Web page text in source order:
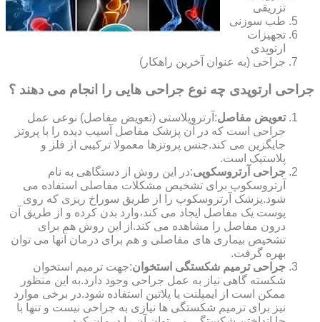
تزریقی
طب سوزنی
تجهیزات
ارتوپدی
جراحی (به عنوان آخرین راهکار)
جراحی ارتوپدی چه نوع جراحی هایی را انجام می دهند ؟
تعویض مفاصل:آرتروپلاستی (تعویض مفاصل) نوعی عمل
جراحی است که در آن پزشک مفاصل آسیب دیده را با پروتز
جایگزین می کند.جنس پروتزها معمولا ترکیبی از فلز و
پلاستیک است.
جراحی آرتروسکوپی:در این روش از دستگاهی به نام
آرتروسکوپ برای تشخیص مشکلات مفاصلی استفاده می
شود.پزشک آرتروسکوپ را از طریق سوراخ ریزی که روی
پوست یک مفاصل ایجاد می کند،وارد بدن کرده و از طریق آن
درون مفاصل را مشاهده می کند.از این روش هم برای
تشخیص بیماری های مفاصلی و هم برای درمان آنها می توان
بهره گرفت.
جراحی ترمیم شکستگی استخوان:جهت ترمیم استخوان
شکسته گاهی نیاز به عمل جراحی وجود دارد.به این منظور
ممکن است از ایمپلنت یا پلاتین استفاده شود.در برخی موارد
نیز برای ترمیم شکستگی ها نیازی به جراحی نیست و تنها با